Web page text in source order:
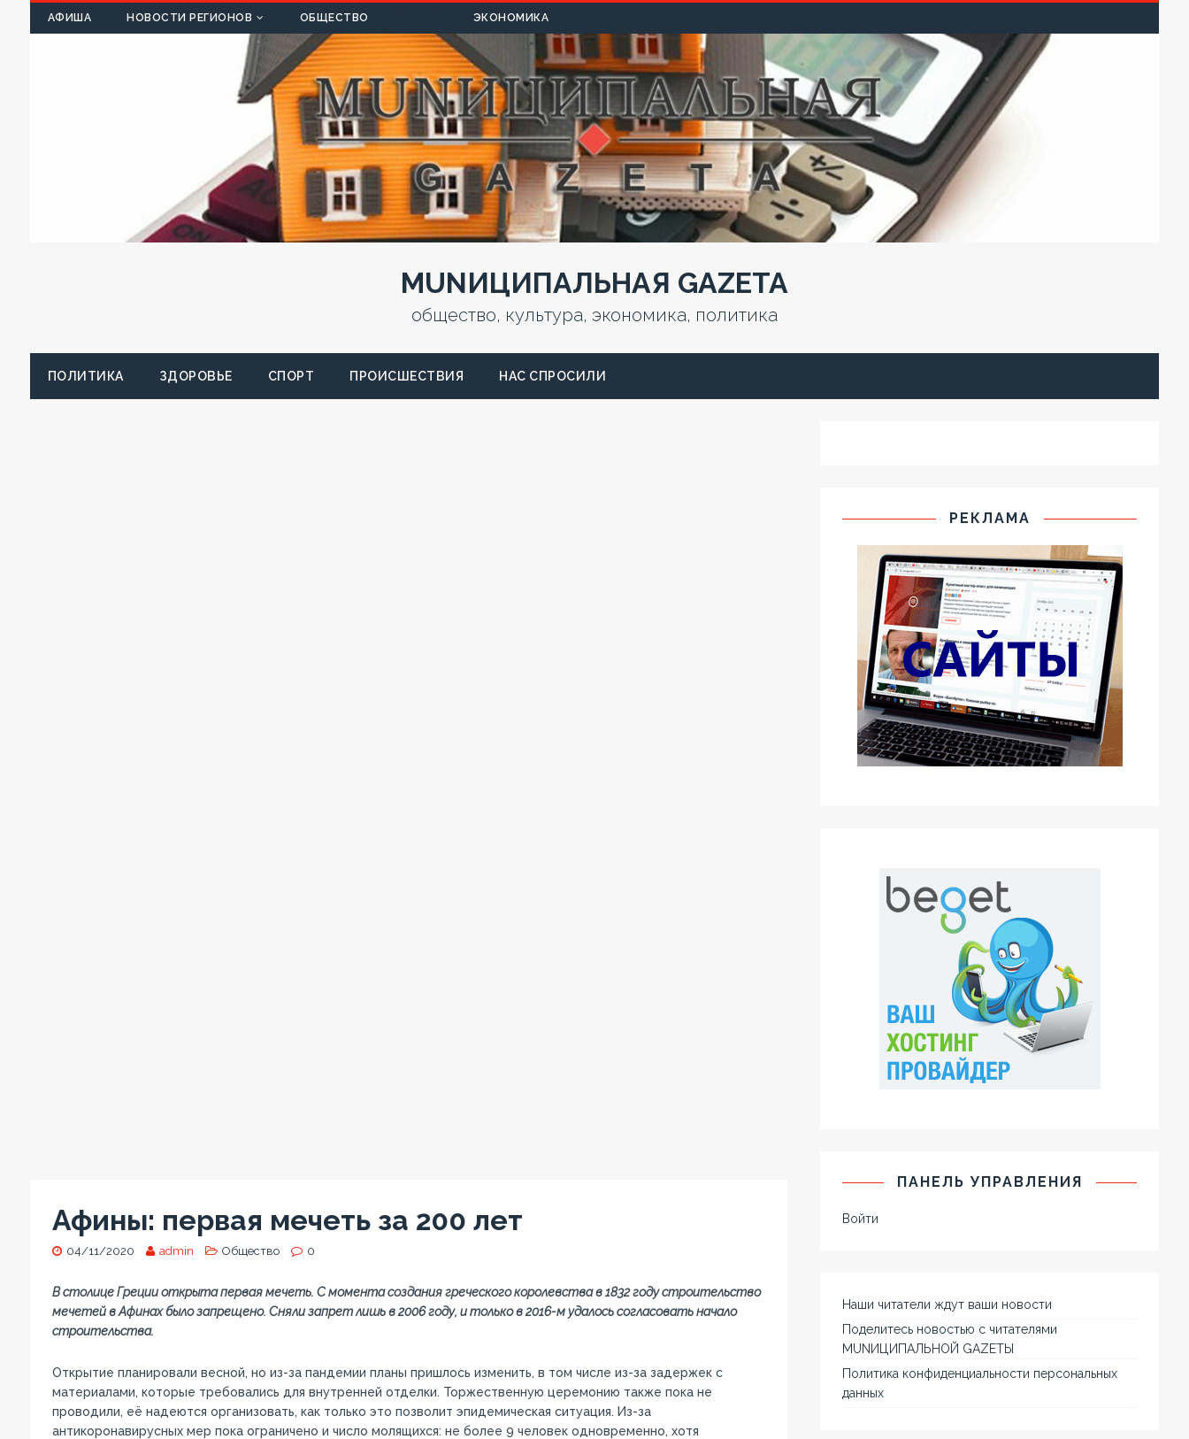
АФИША НОВОСТИ РЕГИОНОВ ОБЩЕСТВО ЭКОНОМИКА
MUNИЦИПАЛЬНАЯ GAZЕТА
общество, культура, экономика, политика
ПОЛИТИКА ЗДОРОВЬЕ СПОРТ ПРОИСШЕСТВИЯ НАС СПРОСИЛИ
Афины: первая мечеть за 200 лет
04/11/2020 admin Общество 0
В столице Греции открыта первая мечеть. С момента создания греческого королевства в 1832 году строительство
мечетей в Афинах было запрещено. Сняли запрет лишь в 2006 году, и только в 2016-м удалось согласовать начало
строительства.
Открытие планировали весной, но из-за пандемии планы пришлось изменить, в том числе из-за задержек с
материалами, которые требовались для внутренней отделки. Торжественную церемонию также пока не
проводили, её надеются организовать, как только это позволит эпидемическая ситуация. Из-за
антикоронавирусных мер пока ограничено и число молящихся: не более 9 человек одновременно, хотя
РЕКЛАМА
ПАНЕЛЬ УПРАВЛЕНИЯ
Войти
Наши читатели ждут ваши новости
Поделитесь новостью с читателями
MUNИЦИПАЛЬНОЙ GAZЕТЫ
Политика конфиденциальности персональных
данных